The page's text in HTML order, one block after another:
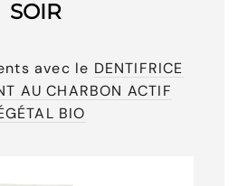
SOIR
avec le DENTIFRICE
AU CHARBON ACTIF
BIO